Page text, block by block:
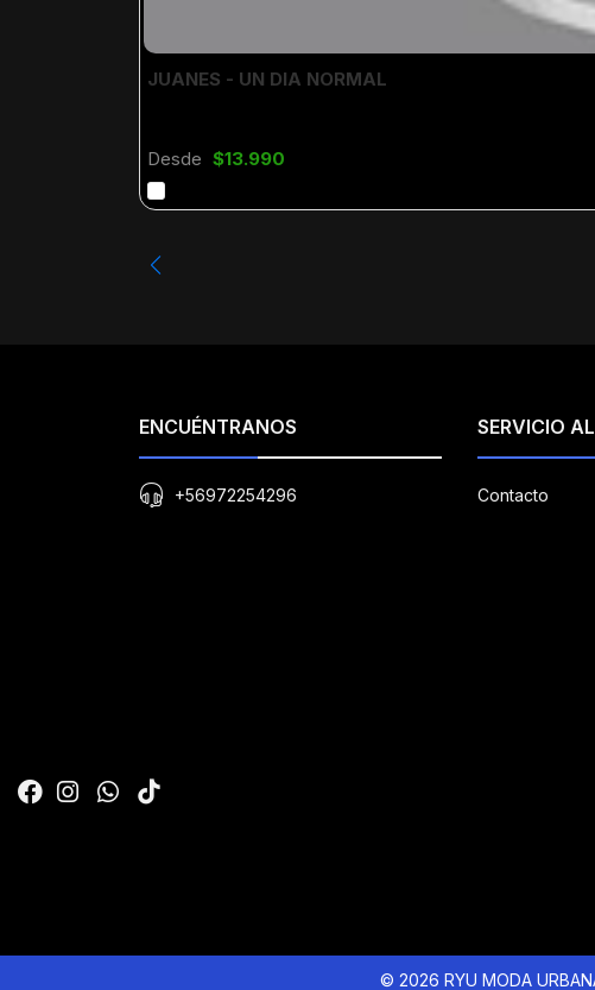
JUANES - UN DIA NORMAL
Desde $13.990
ENCUÉNTRANOS
+56972254296
SERVICIO
Contacto
© 2026 RYU MODA